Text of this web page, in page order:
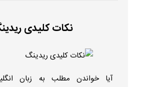
نکات کلیدی
آیا خواندن مطلب به زبان